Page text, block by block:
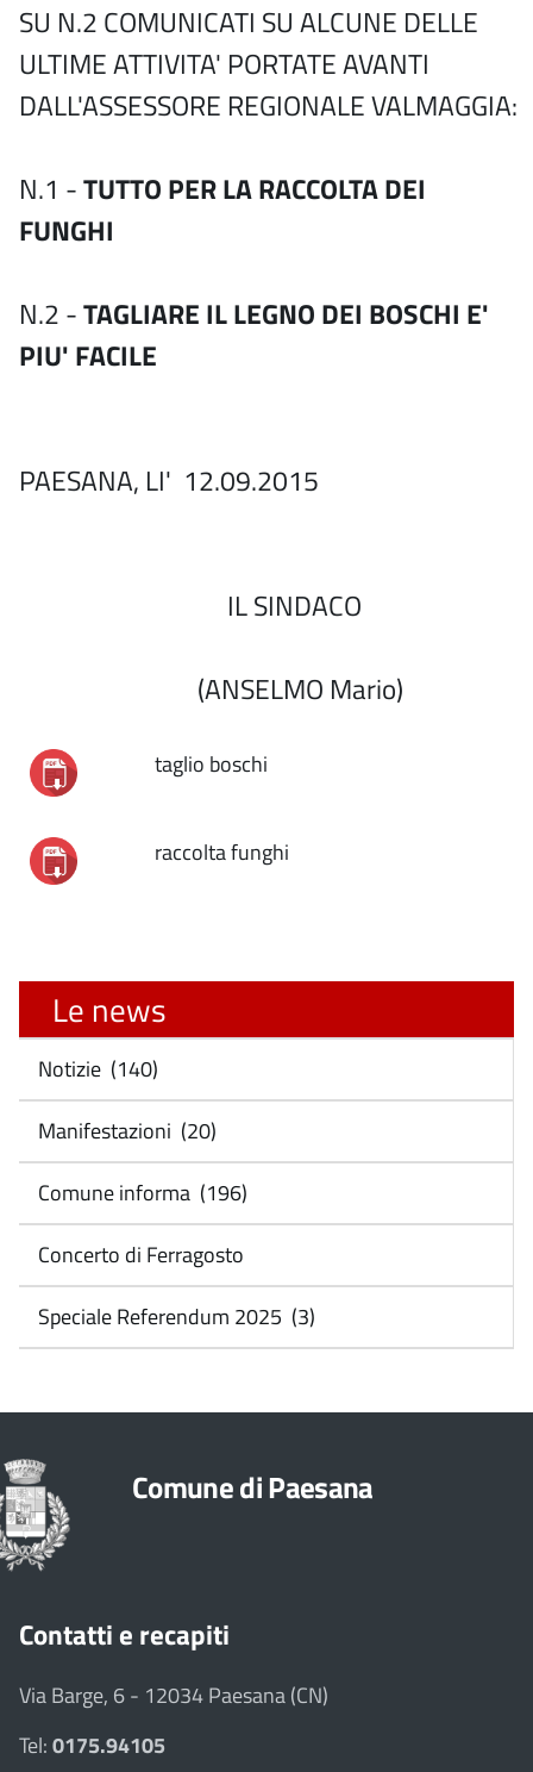
SU N.2 COMUNICATI SU ALCUNE DELLE
ULTIME ATTIVITA' PORTATE AVANTI
DALL'ASSESSORE REGIONALE VALMAGGIA:
N.1 -TUTTO PER LA RACCOLTA DEI
FUNGHI
N.2 -TAGLIARE IL LEGNO DEI BOSCHI E'
PIU' FACILE
PAESANA, LI' 12.09.2015
IL SINDACO
(ANSELMO Mario)
taglio boschi
raccolta funghi
Le news
Notizie (140)
Manifestazioni (20)
Comune informa (196)
Concerto di Ferragosto
Speciale Referendum 2025 (3)
Comune di Paesana
Contatti e recapiti
Via Barge, 6 - 12034 Paesana (CN)
Tel:0175.94105